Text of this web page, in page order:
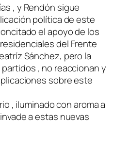
, y Rendón sigue
política de este
el apoyo de los
del Frente
Sánchez, pero la
, no reaccionan y
sobre este
, iluminado con aroma a
a estas nuevas